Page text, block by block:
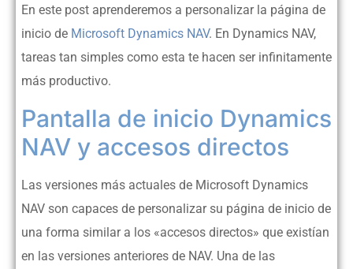
En este post aprenderemos a personalizar la página de
inicio de Microsoft Dynamics NAV. En Dynamics NAV,
tareas tan simples como esta te hacen ser infinitamente
más productivo.
Pantalla de inicio Dynamics
NAV y accesos directos
Las versiones más actuales de Microsoft Dynamics
NAV son capaces de personalizar su página de inicio de
una forma similar a los «accesos directos» que existían
en las versiones anteriores de NAV. Una de las